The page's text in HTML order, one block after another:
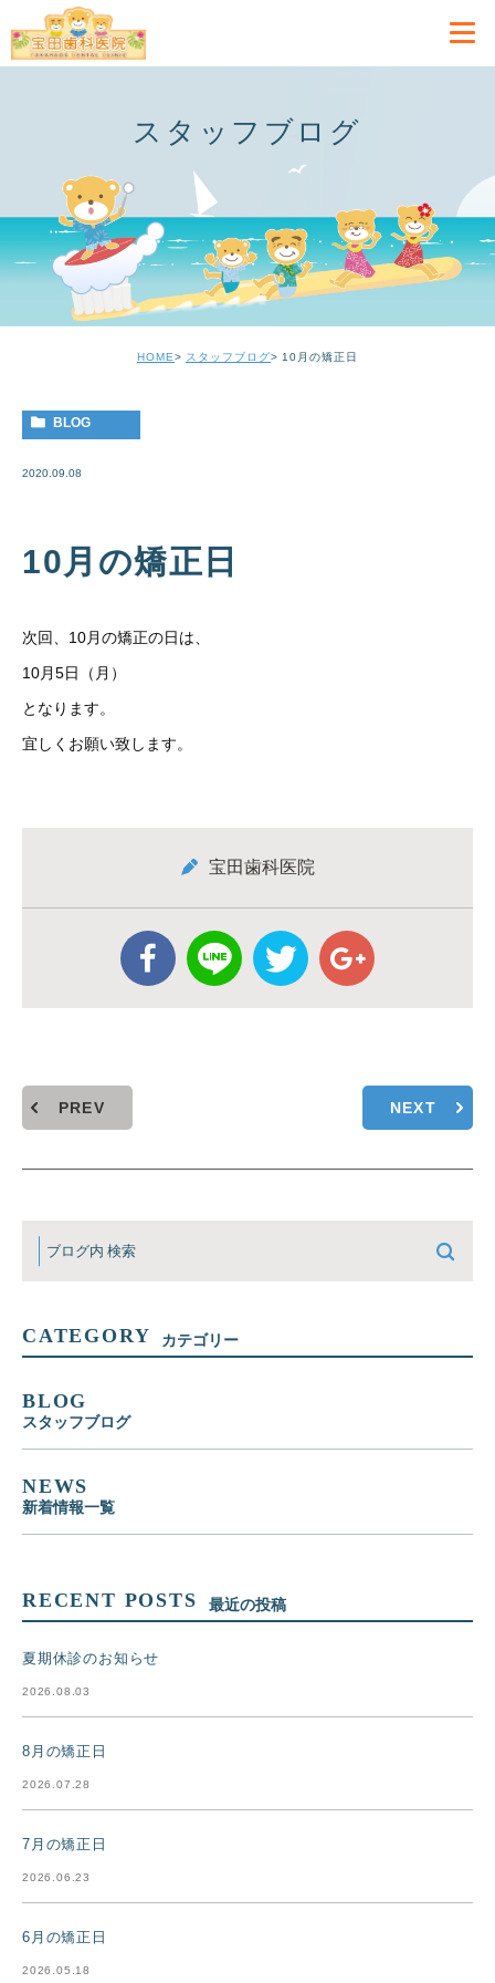
スタッフブログ
HOME スタッフブログ 10月の矯正日
BLOG
2020.09.08
10月の矯正日
次回、10月の矯正の日は、
10月5日（月）
となります。
宜しくお願い致します。
宝田歯科医院
PREV NEXT
CATEGORY カテゴリー
BLOG
スタッフブログ
NEWS
新着情報一覧
RECENT POSTS 最近の投稿
夏期休診のお知らせ
2026.08.03
8月の矯正日
2026.07.28
7月の矯正日
2026.06.23
6月の矯正日
2026.05.18